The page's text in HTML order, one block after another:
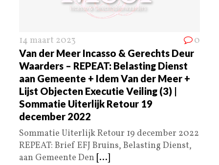
14 maart 2023 0
Van der Meer Incasso & Gerechts Deur
Waarders – REPEAT: Belasting Dienst
aan Gemeente + Idem Van der Meer +
Lijst Objecten Executie Veiling (3) |
Sommatie Uiterlijk Retour 19
december 2022
Sommatie Uiterlijk Retour 19 december 2022
REPEAT: Brief EFJ Bruins, Belasting Dienst,
aan Gemeente Den [...]